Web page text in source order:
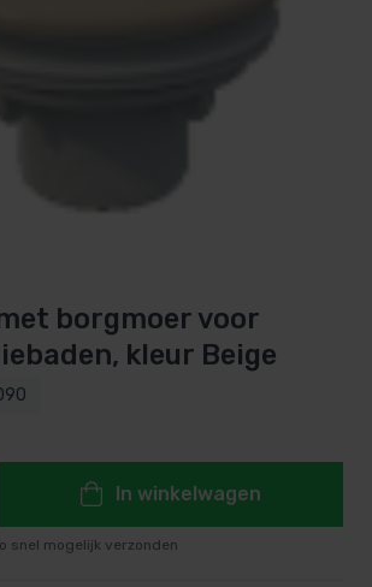
borgmoer voor
kleur Beige
In winkelwagen
snel mogelijk verzonden